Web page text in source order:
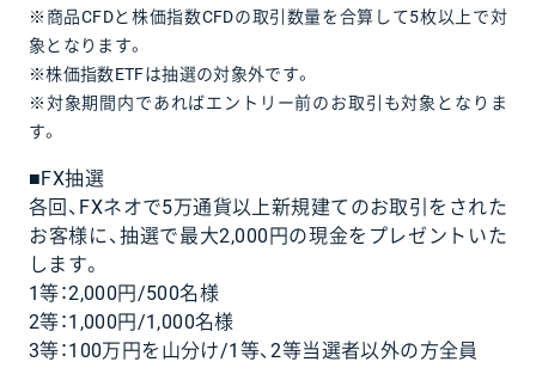
※商品CFDと株価指数CFDの取引数量を合算して5枚以上で対
象となります。
※株価指数ETFは抽選の対象外です。
※対象期間内であればエントリー前のお取引も対象となりま
す。
■FX抽選
各回、FXネオで5万通貨以上新規建てのお取引をされた
お客様に、抽選で最大2,000円の現金をプレゼントいた
します。
1等：2,000円/500名様
2等：1,000円/1,000名様
3等：100万円を山分け/1等、2等当選者以外の方全員